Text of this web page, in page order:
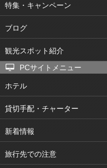
特集・キャンペーン
ブログ
観光スポット紹介
PCサイトメニュー
ホテル
貸切手配・チャーター
新着情報
旅行先での注意